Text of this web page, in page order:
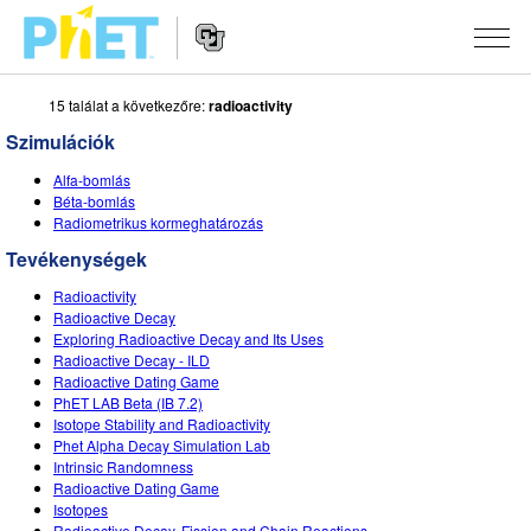
Keresés
a
PhET
webhelyén
Navigation
SZIMULÁCIÓK
Minden szim
Fizika
Matematika
Kémia
Földtudományok
Biológia
Lefordított szimulációk
STUDIO
About Studio
Customizable Sims
Start a Free Trial
Purchase a License
OKTATÁS
Közreműködések áttekintése
Ossza meg oktatási ötleteit
Activity Contribution Guidelines
Virtual Workshops
Professional Learning with PhET
KUTATÁS
KEZDEMÉNYEZÉSEK
Befogadó tervezés
PhET Global
Data Fluency
BEJELENTKEZÉS / REGISZTRÁCIÓ
BEJELENTKEZÉS / REGISZTRÁCIÓ
15 találat a következőre:radioactivity
Szimulációk
Alfa-bomlás
Béta-bomlás
Radiometrikus kormeghatározás
Tevékenységek
Radioactivity
Radioactive Decay
Exploring Radioactive Decay and Its Uses
Radioactive Decay - ILD
Radioactive Dating Game
PhET LAB Beta (IB 7.2)
Isotope Stability and Radioactivity
Phet Alpha Decay Simulation Lab
Intrinsic Randomness
Radioactive Dating Game
Isotopes